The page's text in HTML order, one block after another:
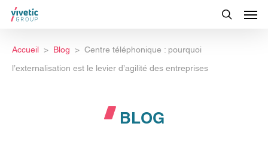
Accueil Blog
Centre téléphonique : pourquoi
l’externalisation est le levier d’agilité des entreprises
BLOG